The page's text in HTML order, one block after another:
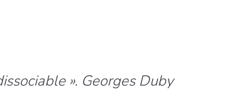
». Georges Duby